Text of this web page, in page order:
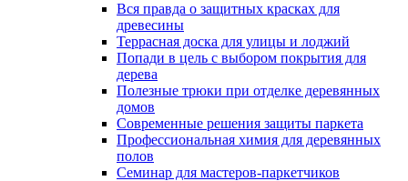
Вся правда о защитных красках для
древесины
Террасная доска для улицы и лоджий
Попади в цель с выбором покрытия для
дерева
Полезные трюки при отделке деревянных
домов
Современные решения защиты паркета
Профессиональная химия для деревянных
полов
Семинар для мастеров-паркетчиков